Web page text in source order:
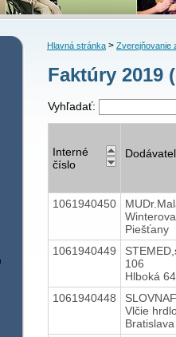
Hlavná stránka> Zverejňovanie
Faktúry 2019
Vyhľadať:
Interné
číslo
Dodávateľ
1061940450
Piešťany
1061940449
106
Hlboká
1061940448
Vlčie
Bratislava